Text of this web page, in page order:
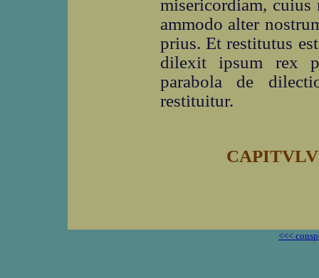
misericordiam,
ammodo alter
prius. Et restitutus
dilexit ipsum rex
parabola de
restituitur.
<<<